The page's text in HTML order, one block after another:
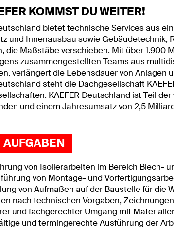
KOMMST DU WEITER!
bietet technische Services aus
und Innenausbau sowie Gebäudetechnik,
die Maßstäbe verschieben. Mit über 1.900
zusammengestellten Teams aus
verlängert die Lebensdauer von Anlagen
steht die Dachgesellschaft
KAEFER Deutschland ist Teil
und einem Jahresumsatz von 2,5
AUFGABEN
von Isolierarbeiten im Bereich Blech-
von Montage- und
von Aufmaßen auf der Baustelle für die
nach technischen Vorgaben,
und fachgerechter Umgang mit
und termingerechte Ausführung der